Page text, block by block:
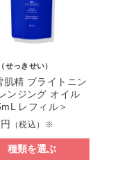
せっきせい）
肌精 ブライトニン
ンジング オイル
レフィル＞
（税込）※
種類を選ぶ